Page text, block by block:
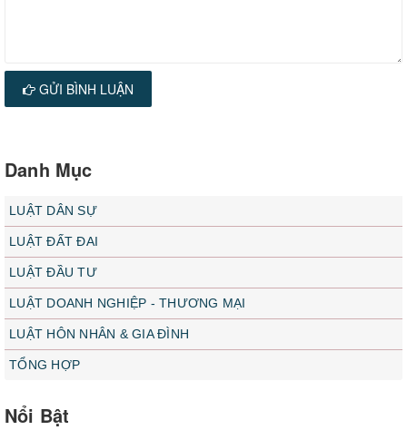
GỬI BÌNH LUẬN
Danh Mục
LUẬT DÂN SỰ
LUẬT ĐẤT ĐAI
LUẬT ĐẦU TƯ
LUẬT DOANH NGHIỆP - THƯƠNG MẠI
LUẬT HÔN NHÂN & GIA ĐÌNH
TỔNG HỢP
Nổi Bật